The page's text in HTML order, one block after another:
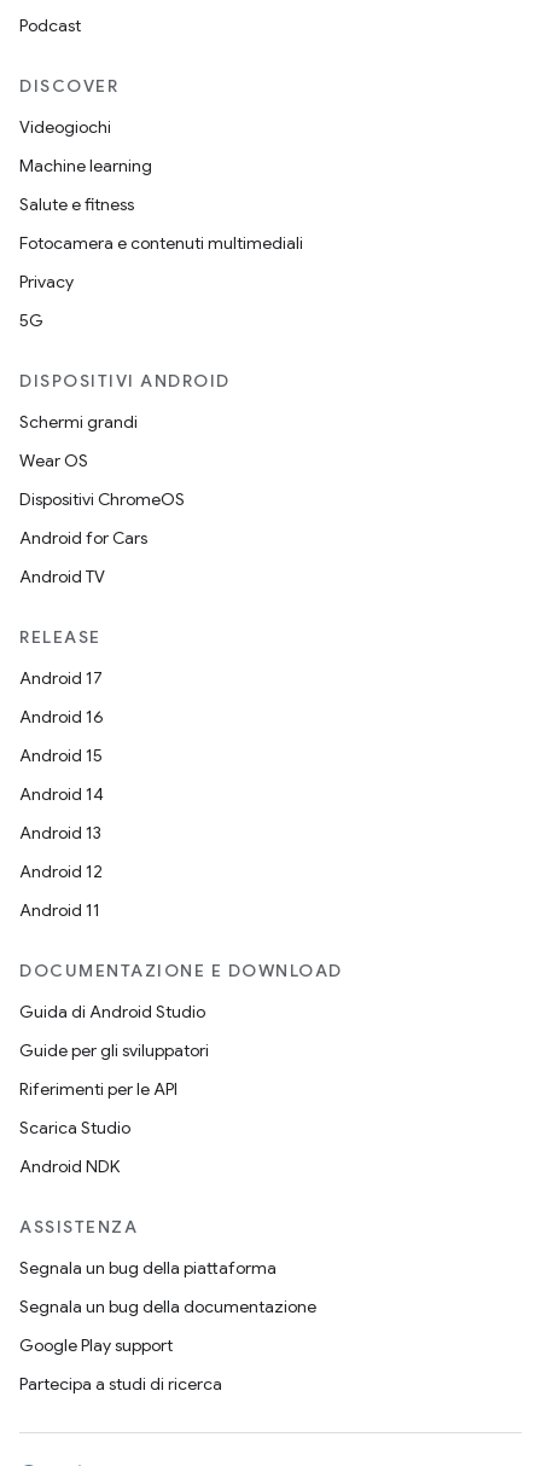
Podcast
DISCOVER
Videogiochi
Machine learning
Salute e fitness
Fotocamera e contenuti multimediali
Privacy
5G
DISPOSITIVI ANDROID
Schermi grandi
Wear OS
Dispositivi ChromeOS
Android for Cars
Android TV
RELEASE
Android 17
Android 16
Android 15
Android 14
Android 13
Android 12
Android 11
DOCUMENTAZIONE E DOWNLOAD
Guida di Android Studio
Guide per gli sviluppatori
Riferimenti per le API
Scarica Studio
Android NDK
ASSISTENZA
Segnala un bug della piattaforma
Segnala un bug della documentazione
Google Play support
Partecipa a studi di ricerca